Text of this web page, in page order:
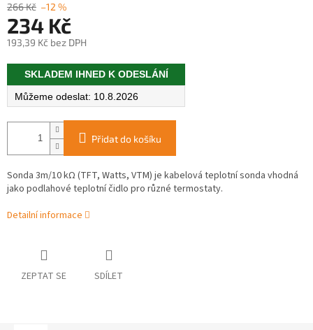
266 Kč –12 %
234 Kč
193,39 Kč bez DPH
Měrná
cena:SKLADEM IHNED K ODESLÁNÍ
10.8.2026
Přidat do košíku
Sonda 3m/10 kΩ (TFT, Watts, VTM) je kabelová teplotní sonda vhodná
jako podlahové teplotní čidlo pro různé termostaty.
Detailní informace
ZEPTAT SE SDÍLET